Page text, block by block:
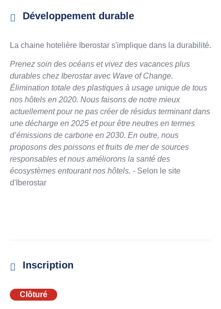
Développement durable
La chaine hotelière Iberostar s'implique dans la durabilité.
Prenez soin des océans et vivez des vacances plus
durables chez Iberostar avec Wave of Change.
Élimination totale des plastiques à usage unique de tous
nos hôtels en 2020. Nous faisons de notre mieux
actuellement pour ne pas créer de résidus terminant dans
une décharge en 2025 et pour être neutres en termes
d’émissions de carbone en 2030. En outre, nous
proposons des poissons et fruits de mer de sources
responsables et nous améliorons la santé des
écosystèmes entourant nos hôtels. - Selon le site
d'Iberostar
Inscription
Clôturé